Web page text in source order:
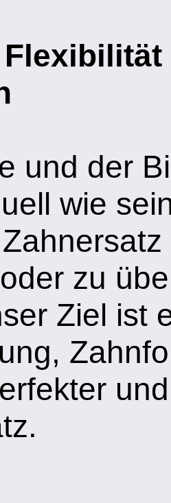
und der
wie
zu
Ziel ist